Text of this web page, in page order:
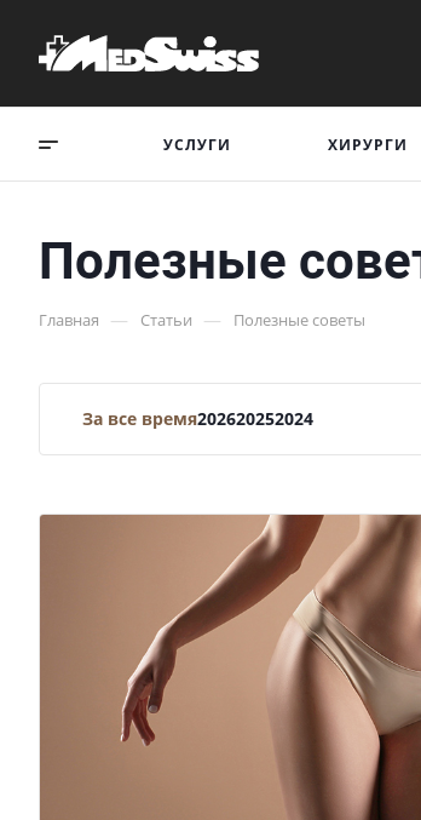
УСЛУГИ ХИРУРГИ
Полезные
Главная — Статьи — Полезные советы
За все время202620252024